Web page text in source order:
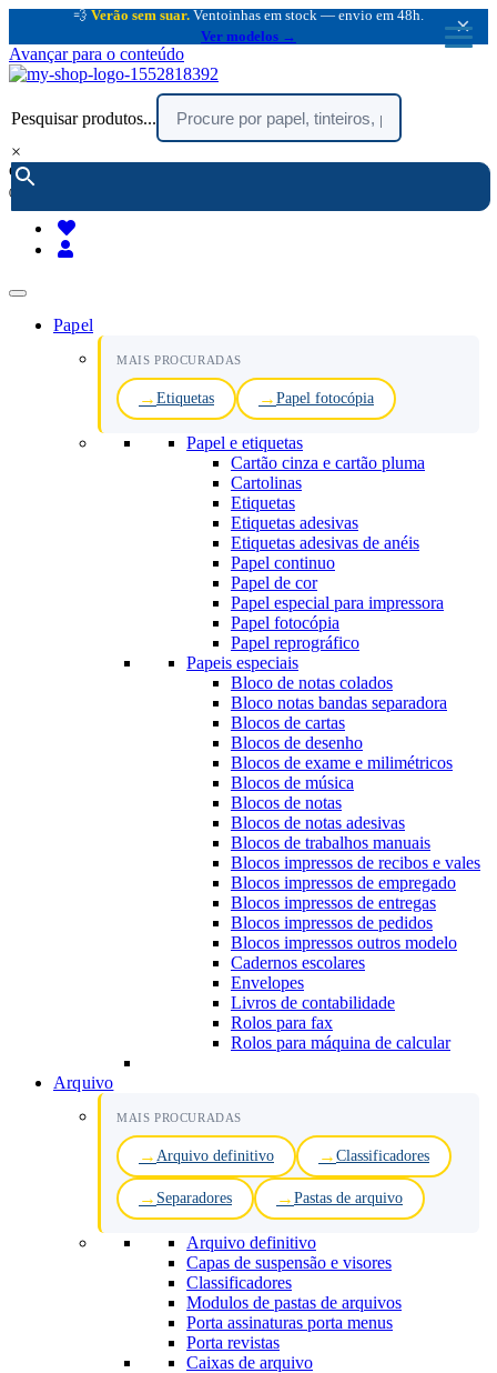
💨 Verão sem suar. Ventoinhas em stock — envio em 48h.
Ver modelos →
×
Avançar para o conteúdo
Pesquisar produtos...
×
encomendar por telefone :
(chamada rede fixa nacional)
Papel
MAIS PROCURADAS
Etiquetas Papel fotocópia
Papel e etiquetas
Cartão cinza e cartão pluma
Cartolinas
Etiquetas
Etiquetas adesivas
Etiquetas adesivas de anéis
Papel continuo
Papel de cor
Papel especial para impressora
Papel fotocópia
Papel reprográfico
Papeis especiais
Bloco de notas colados
Bloco notas bandas separadora
Blocos de cartas
Blocos de desenho
Blocos de exame e milimétricos
Blocos de música
Blocos de notas
Blocos de notas adesivas
Blocos de trabalhos manuais
Blocos impressos de recibos e vales
Blocos impressos de empregado
Blocos impressos de entregas
Blocos impressos de pedidos
Blocos impressos outros modelo
Cadernos escolares
Envelopes
Livros de contabilidade
Rolos para fax
Rolos para máquina de calcular
Arquivo
MAIS PROCURADAS
Arquivo definitivo Classificadores
Separadores Pastas de arquivo
Arquivo definitivo
Capas de suspensão e visores
Classificadores
Modulos de pastas de arquivos
Porta assinaturas porta menus
Porta revistas
Caixas de arquivo